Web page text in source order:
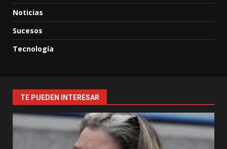
Noticias
Sucesos
Tecnología
TE PUEDEN INTERESAR